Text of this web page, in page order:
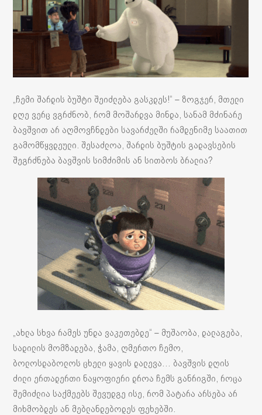
„ჩემი შარდის ბუშტი შეიძლება გასკდეს!“ – ზოგჯერ, მთელი
დღე ვერც ვგრძნობ, რომ მოშარდვა მინდა, სანამ მძინარე
ბავშვით არ აღმოვჩნდები სავარძელში რამდენიმე საათით
გამომწყვდეული. შესაძლოა, შარდის ბუშტის გადავსების
შეგრძნება ბავშვის სიმძიმის ან სითბოს ბრალია?
„ახლა სხვა რამეს უნდა ვაკეთებდე“ – მუშაობა, დალაგება,
სადილის მომზადება, ჭამა, ღმერთო ჩემო,
ბოლოსდაბოლოს ცხელი ყავის დალევა… ბავშვის დღის
ძილი ერთადერთი ნაყოფიერი დროა ჩემს განრიგში, როცა
შემიძლია საქმეებს შევუდგე ისე, რომ პატარა არსება არ
მიხმობდეს ან მებლანდებოდეს ფეხებში.